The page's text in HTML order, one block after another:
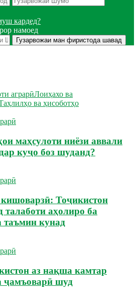
кардед?
намоед
аграрӣЛоиҳахо ва
ва ҳисоботҳо
маҳсулоти ниёзи аввали
куҷо боз шуданд?
Тоҷикистон
талаботи аҳолиро ба
таъмин кунад
аз нақша камтар
ҷамъоварӣ шуд